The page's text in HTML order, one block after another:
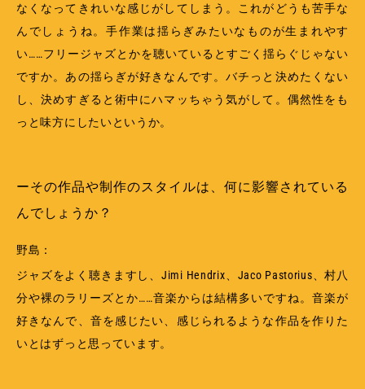
なくなってきれいな感じがしてしまう。これがどうも苦手な
んでしょうね。手作業は揺らぎみたいなものが生まれやす
い……フリージャズとかを聴いているとすごく揺らぐじゃない
ですか。あの揺らぎが好きなんです。バチっと決めたくない
し、決めすぎると術中にハマッちゃう気がして。偶然性をも
っと味方にしたいというか。
ーその作品や制作のスタイルは、何に影響されている
んでしょうか？
野島：
ジャズをよく聴きますし、Jimi Hendrix、Jaco Pastorius、村八
分や裸のラリーズとか……音楽からは結構多いですね。音楽が
好きなんで、音を感じたい、感じられるような作品を作りた
いとはずっと思っています。